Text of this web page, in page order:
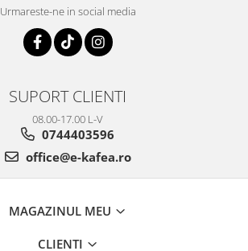
Urmareste-ne in social media
SUPORT CLIENTI
08.00-17.00 L-V
0744403596
office@e-kafea.ro
MAGAZINUL MEU
CLIENTI